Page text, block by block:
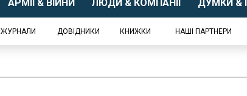
АРМІЇ & ВІЙНИ ЛЮДИ & КОМПАНІЇ ДУМКИ &
ЖУРНАЛИ ДОВІДНИКИ КНИЖКИ НАШІ ПАРТНЕРИ